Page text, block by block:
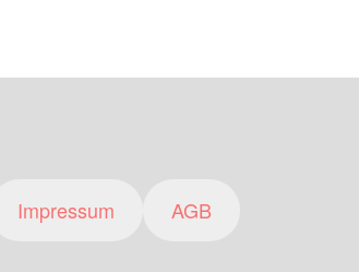
Impressum AGB